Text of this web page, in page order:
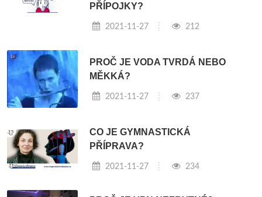
PŘÍPOJKY?
2021-11-27 212
PROČ JE VODA TVRDÁ NEBO
MĚKKÁ?
2021-11-27 237
CO JE GYMNASTICKÁ
PŘÍPRAVA?
2021-11-27 234